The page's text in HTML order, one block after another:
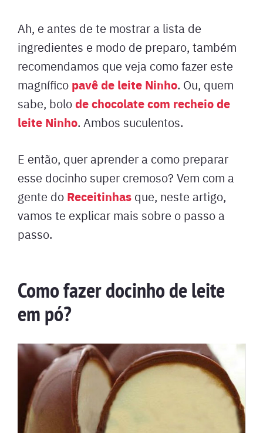
Ah, e antes de te mostrar a lista de
ingredientes e modo de preparo, também
recomendamos que veja como fazer este
magnífico pavê de leite Ninho. Ou, quem
sabe, bolode chocolate com recheio de
leite Ninho. Ambos suculentos.
E então, quer aprender a como preparar
esse docinho super cremoso? Vem com a
gente do Receitinhas que, neste artigo,
vamos te explicar mais sobre o passo a
passo.
Como fazer docinho de leite
em pó?